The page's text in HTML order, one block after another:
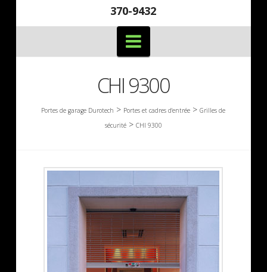
370-9432
Navigation
CHI 9300
Portes de garage Durotech > Portes et cadres d'entrée >Grilles de
sécurité> CHI 9300